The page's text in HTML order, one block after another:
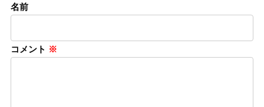
名前
コメント ※